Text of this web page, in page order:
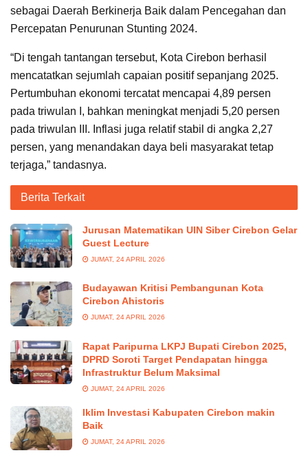
sebagai Daerah Berkinerja Baik dalam Pencegahan dan
Percepatan Penurunan Stunting 2024.
“Di tengah tantangan tersebut, Kota Cirebon berhasil
mencatatkan sejumlah capaian positif sepanjang 2025.
Pertumbuhan ekonomi tercatat mencapai 4,89 persen
pada triwulan I, bahkan meningkat menjadi 5,20 persen
pada triwulan III. Inflasi juga relatif stabil di angka 2,27
persen, yang menandakan daya beli masyarakat tetap
terjaga,” tandasnya.
Berita Terkait
Jurusan Matematikan UIN Siber Cirebon Gelar
Guest Lecture
JUMAT, 24 APRIL 2026
Budayawan Kritisi Pembangunan Kota
Cirebon Ahistoris
JUMAT, 24 APRIL 2026
Rapat Paripurna LKPJ Bupati Cirebon 2025,
DPRD Soroti Target Pendapatan hingga
Infrastruktur Belum Maksimal
JUMAT, 24 APRIL 2026
Iklim Investasi Kabupaten Cirebon makin
Baik
JUMAT, 24 APRIL 2026